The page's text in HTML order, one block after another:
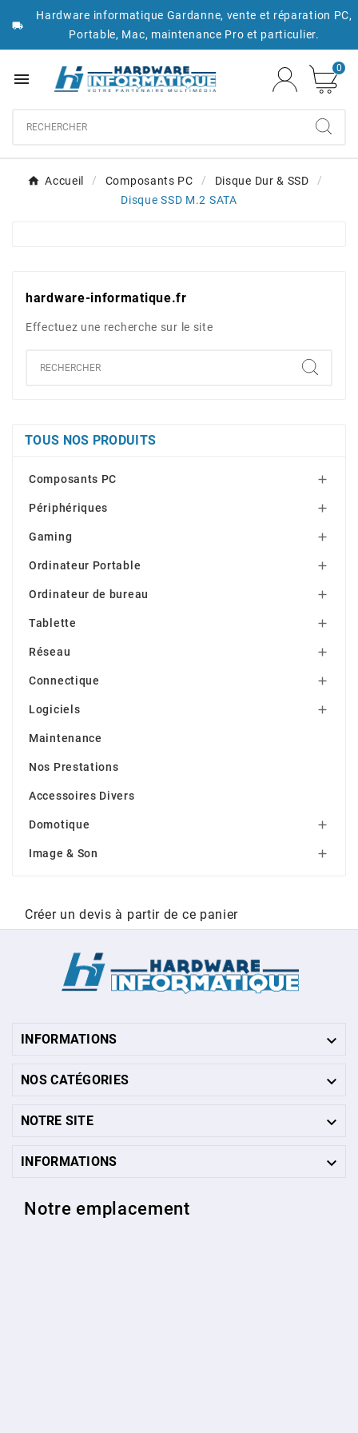

Hardware informatique Gardanne, vente et réparation PC,
Portable, Mac, maintenance Pro et particulier.

0
Accueil Composants PC
Disque Dur & SSD
Disque SSD M.2 SATA
hardware-informatique.fr
Effectuez une recherche sur le site
TOUS NOS PRODUITS
Composants PC 
Périphériques 
Gaming 
Ordinateur Portable 
Ordinateur de bureau 
Tablette 
Réseau 
Connectique 
Logiciels 
Maintenance
Nos Prestations
Accessoires Divers
Domotique 
Image & Son 
Créer un devis à partir de ce panier
INFORMATIONS 
NOS CATÉGORIES 
NOTRE SITE 
INFORMATIONS 
Notre emplacement